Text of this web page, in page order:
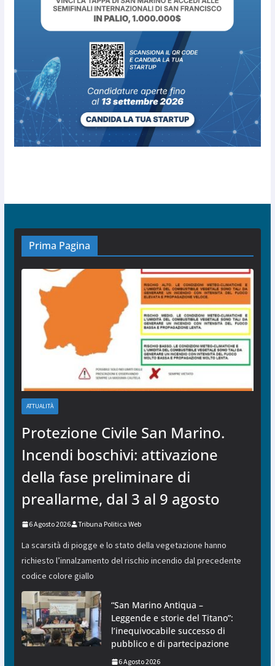
Prima Pagina
ATTUALITÀ
Protezione Civile San Marino.
Incendi boschivi: attivazione
della fase preliminare di
preallarme, dal 3 al 9 agosto
6 Agosto 2026 Tribuna Politica Web
La scarsità di piogge e lo stato della vegetazione hanno
richiesto l’innalzamento del rischio incendio dal precedente
codice colore giallo
“San Marino Antiqua –
Leggende e storie del Titano”:
l’inequivocabile successo di
pubblico e di partecipazione
6 Agosto 2026